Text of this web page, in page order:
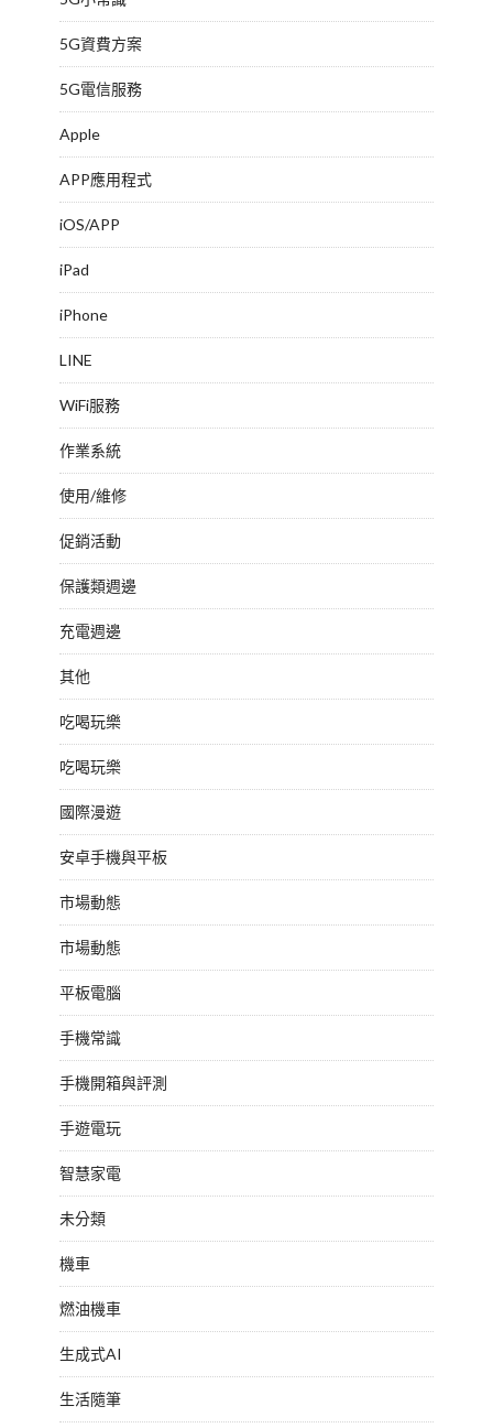
5G資費方案
5G電信服務
Apple
APP應用程式
iOS/APP
iPad
iPhone
LINE
WiFi服務
作業系統
使用/維修
促銷活動
保護類週邊
充電週邊
其他
吃喝玩樂
吃喝玩樂
國際漫遊
安卓手機與平板
市場動態
市場動態
平板電腦
手機常識
手機開箱與評測
手遊電玩
智慧家電
未分類
機車
燃油機車
生成式AI
生活隨筆